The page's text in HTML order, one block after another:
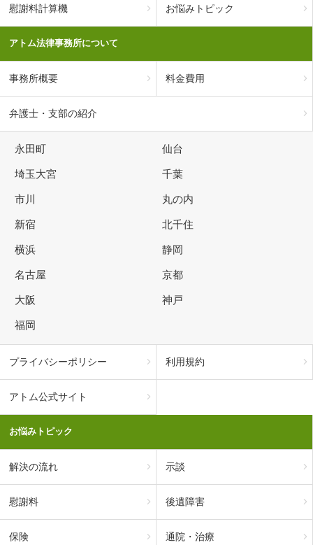
慰謝料計算機 お悩みトピック
アトム法律事務所について
事務所概要 料金費用
弁護士・支部の紹介
永田町 仙台
埼玉大宮 千葉
市川 丸の内
新宿 北千住
横浜 静岡
名古屋 京都
大阪 神戸
福岡
プライバシーポリシー 利用規約
アトム公式サイト
お悩みトピック
解決の流れ 示談
慰謝料 後遺障害
保険 通院・治療